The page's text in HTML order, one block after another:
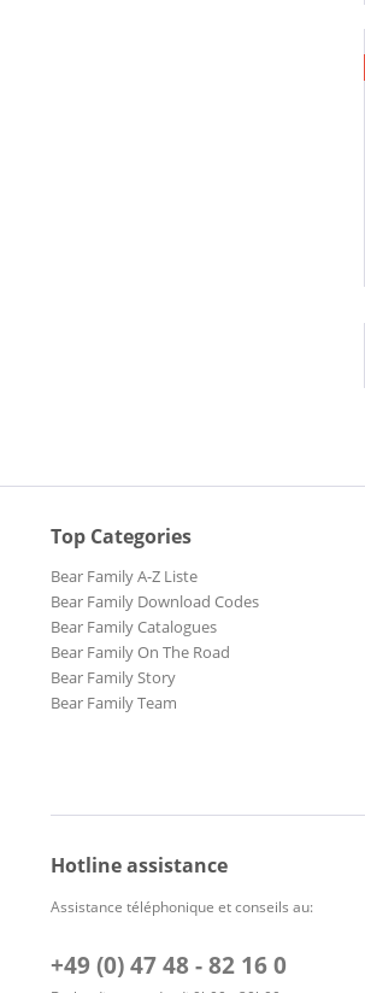
Top Categories
Bear Family A-Z Liste
Bear Family Download Codes
Bear Family Catalogues
Bear Family On The Road
Bear Family Story
Bear Family Team
Hotline assistance
Assistance téléphonique et conseils au:
+49 (0) 47 48 - 82 16 0